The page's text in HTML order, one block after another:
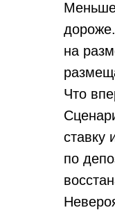
Меньше
на
Что
ставку
по